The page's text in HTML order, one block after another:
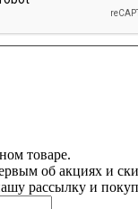
товаре.
об акциях и
рассылку и